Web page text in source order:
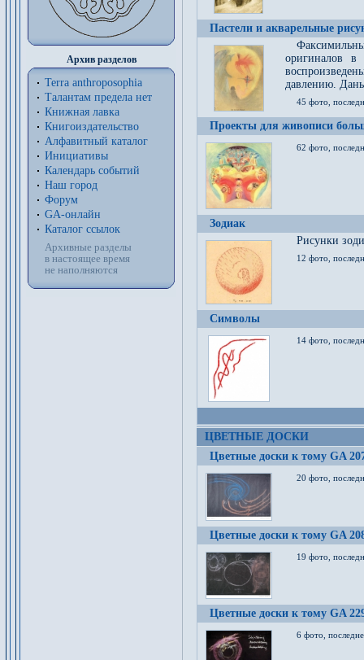
Архив разделов
Terra anthroposophia
Талантам предела нет
Книжная лавка
Книгоиздательство
Алфавитный каталог
Инициативы
Календарь событий
Наш город
Форум
GA-онлайн
Каталог ссылок
Архивные разделы
в настоящее время
не наполняются
Пастели и акварельные
оригиналов
давлению.
45 фото,
Проекты для живописи
62 фото,
Зодиак
Рисунки
12 фото,
Символы
14 фото,
ЦВЕТНЫЕ ДОСКИ
Цветные доски к тому GA
20 фото,
Цветные доски к тому GA
19 фото,
Цветные доски к тому GA
6 фото,